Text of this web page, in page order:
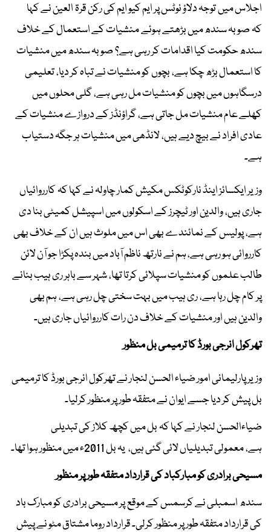
اجلاس میں توجہ دلاؤ نوٹس پر ایم کیو ایم کی رکن قرۃ العین نے کہا
کہ صوبہ سندھ میں بڑھتے ہوئے منشیات کے استعمال کے خلاف
سندھ حکومت کیا اقدامات کر رہی ہے؟ صوبہ سندھ میں منشیات
کا استعمال بڑھ چکا ہے، بچوں کو منشیات نے تباہ کر دیا، تعلیمی
درسگاہوں میں بچوں کو منشیات مل رہی ہے، گلی محلوں میں
کھلے عام منشیات مل جاتی ہے، گراؤنڈز کے دروازے منشیات کے
عادی افراد نے بیچ دیے ہیں، لانڈھی میں منشیات ہر جگہ دستیاب
ہے۔
وزیر ایکسائز اینڈ نارکوٹکس مکیش کمار چاولہ نے کہا کہ کارروائیاں
جاری ہیں، والدین اور ٹیچرز کے اسکولوں میں اسپیشل کمیٹی بنا دی
ہے، پولیس کے نمائندے بھی اس میں ملوث ہیں ان کے خلاف بھی
کارروائی ہو رہی ہے، ہم نے نارتھ ناظم آباد میں بندہ پکڑا جو آن لائن
طالب علموں کو منشیات سپلائی کرتا تھا، شہر سے باہر ری ہیب بنانے
پر کام چل رہا ہے، ری ہیب میں بہت سختی چل رہی ہے، ہم بھی
والدین ہیں اور منشیات کے خلاف دن رات کارروائیاں جاری ہیں۔
تھرکول انرجی بورڈ کا ترمیمی بل منظور
وزیر پارلیمانی امور ضیاء الحسن لنجار نے تھرکول انرجی بورڈ کا ترمیمی
بل پیش کر دیا جسے ایوان نے متفقہ طور پر منظور کرلیا۔
ضیاءالحسن لنجار نے کہا کہ بل میں کچھ کلاز کی تبدیلی
ہے، معمولی تبدیلیاں لائی گئی ہیں، یہ بل 2011ء میں منظور ہوا تھا۔
مسیحی برادری کو مبارکباد کی قرارداد متفقہ طور پر منظور
سندھ اسمبلی نے کرسمس کے موقع پر مسیحی برادری کو مبارک باد
کی قرارداد متفقہ طور پر منظور کرلی۔ قرارداد روما مشتاق مٹو نے پیش